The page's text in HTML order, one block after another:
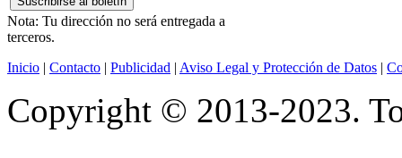
Nota: Tu dirección no será entregada a
terceros.
Inicio | Contacto | Publicidad | Aviso Legal y Protección de Datos |
Copyright © 2013-2023.